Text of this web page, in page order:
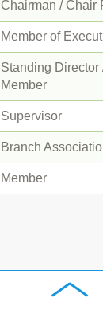
Chairman / Chair
Member of
Standing Director
Member
Supervisor
Branch
Member